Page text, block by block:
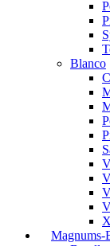
Blanco
Magnums-